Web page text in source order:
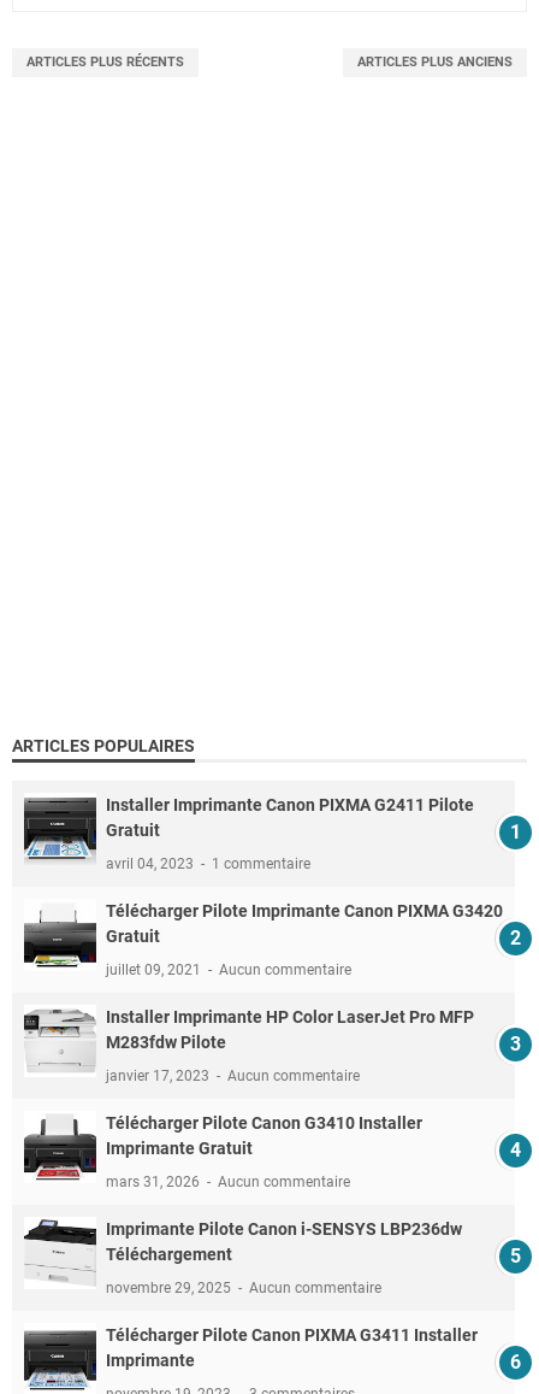
ARTICLES PLUS RÉCENTS ARTICLES PLUS ANCIENS
ARTICLES POPULAIRES
Installer Imprimante Canon PIXMA G2411 Pilote
Gratuit
avril 04, 2023 1 commentaire
Télécharger Pilote Imprimante Canon PIXMA G3420
Gratuit
juillet 09, 2021 Aucun commentaire
Installer Imprimante HP Color LaserJet Pro MFP
M283fdw Pilote
janvier 17, 2023 Aucun commentaire
Télécharger Pilote Canon G3410 Installer
Imprimante Gratuit
mars 31, 2026 Aucun commentaire
Imprimante Pilote Canon i-SENSYS LBP236dw
Téléchargement
novembre 29, 2025 Aucun commentaire
Télécharger Pilote Canon PIXMA G3411 Installer
Imprimante